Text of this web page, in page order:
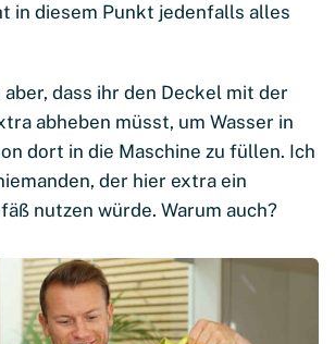
in diesem Punkt jedenfalls alles
dass ihr den Deckel mit der
abheben müsst, um Wasser in
dort in die Maschine zu füllen. Ich
der hier extra ein
nutzen würde. Warum auch?